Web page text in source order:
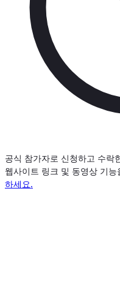
공식 참가자로 신청하고 수락
웹사이트 링크 및 동영상 기능
하세요.